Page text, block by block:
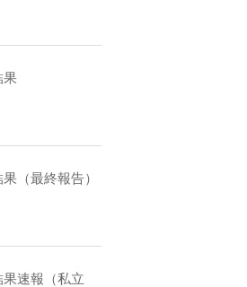
果
（最終報告）
速報（私立